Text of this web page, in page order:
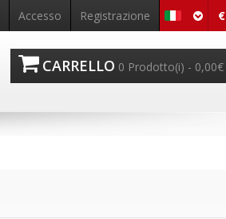
€
Accesso Registrazione
CARRELLO 0 Prodotto(i) - 0,00€